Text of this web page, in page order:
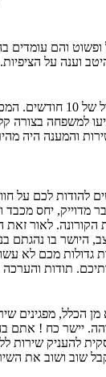
והם עומדים
שכרתי מכשיר לוויני
למשפחה בצורה
והמענה היה
להודות לכם על
מדוייק, יחס מכבד
לאור זאת
היושר בו נהגתם
גדולות מכם לא עשו
הכלל, מפגינים
יישר כח ! אתם
להעניק שירות
שוב ושוב את